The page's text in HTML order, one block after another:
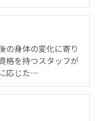
の身体の変化に寄り
格を持つスタッフが
応じた…